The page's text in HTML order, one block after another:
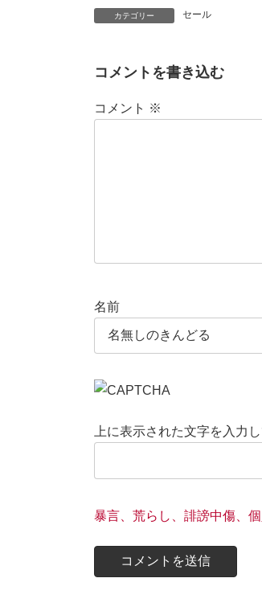
カテゴリー セール
コメントを書き込む
コメント ※
名前
上に表示された文字を入力
暴言、荒らし、誹謗中傷、